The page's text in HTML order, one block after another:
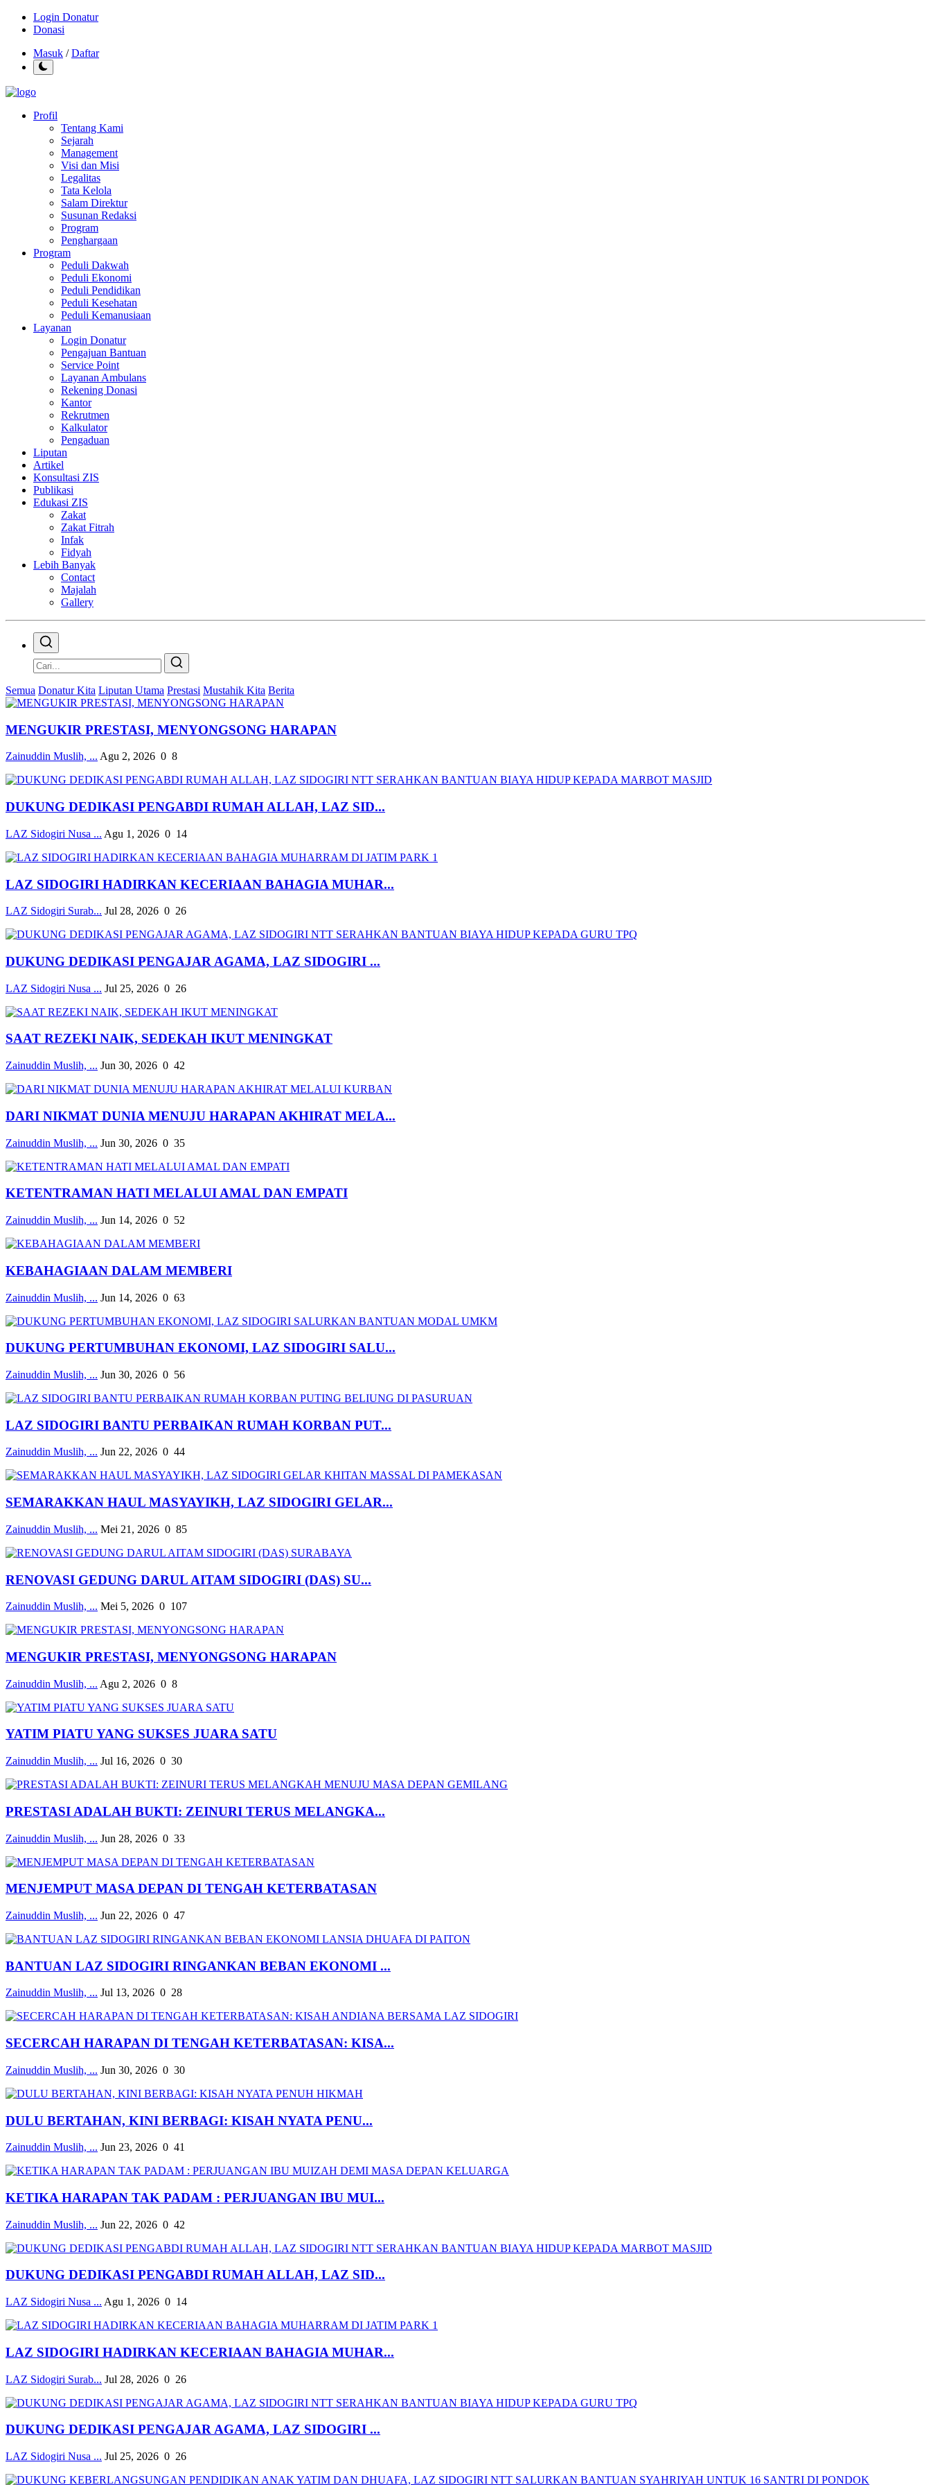
Login Donatur
Donasi
Masuk /Daftar
Profil
Tentang Kami
Sejarah
Management
Visi dan Misi
Legalitas
Tata Kelola
Salam Direktur
Susunan Redaksi
Program
Penghargaan
Program
Peduli Dakwah
Peduli Ekonomi
Peduli Pendidikan
Peduli Kesehatan
Peduli Kemanusiaan
Layanan
Login Donatur
Pengajuan Bantuan
Service Point
Layanan Ambulans
Rekening Donasi
Kantor
Rekrutmen
Kalkulator
Pengaduan
Liputan
Artikel
Konsultasi ZIS
Publikasi
Edukasi ZIS
Zakat
Zakat Fitrah
Infak
Fidyah
Lebih Banyak
Contact
Majalah
Gallery
Semua Donatur Kita Liputan Utama Prestasi Mustahik Kita Berita
MENGUKIR PRESTASI, MENYONGSONG HARAPAN
Zainuddin Muslih, ... Agu 2, 2026 0 8
DUKUNG DEDIKASI PENGABDI RUMAH ALLAH, LAZ SID...
LAZ Sidogiri Nusa ... Agu 1, 2026 0 14
LAZ SIDOGIRI HADIRKAN KECERIAAN BAHAGIA MUHAR...
LAZ Sidogiri Surab... Jul 28, 2026 0 26
DUKUNG DEDIKASI PENGAJAR AGAMA, LAZ SIDOGIRI ...
LAZ Sidogiri Nusa ... Jul 25, 2026 0 26
SAAT REZEKI NAIK, SEDEKAH IKUT MENINGKAT
Zainuddin Muslih, ... Jun 30, 2026 0 42
DARI NIKMAT DUNIA MENUJU HARAPAN AKHIRAT MELA...
Zainuddin Muslih, ... Jun 30, 2026 0 35
KETENTRAMAN HATI MELALUI AMAL DAN EMPATI
Zainuddin Muslih, ... Jun 14, 2026 0 52
KEBAHAGIAAN DALAM MEMBERI
Zainuddin Muslih, ... Jun 14, 2026 0 63
DUKUNG PERTUMBUHAN EKONOMI, LAZ SIDOGIRI SALU...
Zainuddin Muslih, ... Jun 30, 2026 0 56
LAZ SIDOGIRI BANTU PERBAIKAN RUMAH KORBAN PUT...
Zainuddin Muslih, ... Jun 22, 2026 0 44
SEMARAKKAN HAUL MASYAYIKH, LAZ SIDOGIRI GELAR...
Zainuddin Muslih, ... Mei 21, 2026 0 85
RENOVASI GEDUNG DARUL AITAM SIDOGIRI (DAS) SU...
Zainuddin Muslih, ... Mei 5, 2026 0 107
MENGUKIR PRESTASI, MENYONGSONG HARAPAN
Zainuddin Muslih, ... Agu 2, 2026 0 8
YATIM PIATU YANG SUKSES JUARA SATU
Zainuddin Muslih, ... Jul 16, 2026 0 30
PRESTASI ADALAH BUKTI: ZEINURI TERUS MELANGKA...
Zainuddin Muslih, ... Jun 28, 2026 0 33
MENJEMPUT MASA DEPAN DI TENGAH KETERBATASAN
Zainuddin Muslih, ... Jun 22, 2026 0 47
BANTUAN LAZ SIDOGIRI RINGANKAN BEBAN EKONOMI ...
Zainuddin Muslih, ... Jul 13, 2026 0 28
SECERCAH HARAPAN DI TENGAH KETERBATASAN: KISA...
Zainuddin Muslih, ... Jun 30, 2026 0 30
DULU BERTAHAN, KINI BERBAGI: KISAH NYATA PENU...
Zainuddin Muslih, ... Jun 23, 2026 0 41
KETIKA HARAPAN TAK PADAM : PERJUANGAN IBU MUI...
Zainuddin Muslih, ... Jun 22, 2026 0 42
DUKUNG DEDIKASI PENGABDI RUMAH ALLAH, LAZ SID...
LAZ Sidogiri Nusa ... Agu 1, 2026 0 14
LAZ SIDOGIRI HADIRKAN KECERIAAN BAHAGIA MUHAR...
LAZ Sidogiri Surab... Jul 28, 2026 0 26
DUKUNG DEDIKASI PENGAJAR AGAMA, LAZ SIDOGIRI ...
LAZ Sidogiri Nusa ... Jul 25, 2026 0 26